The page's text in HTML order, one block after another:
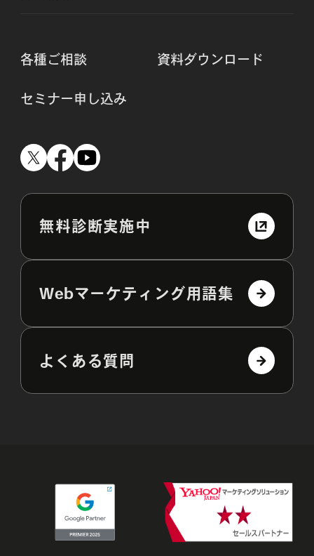
各種ご相談 資料ダウンロード
セミナー申し込み
無料診断実施中
Webマーケティング用語集
よくある質問